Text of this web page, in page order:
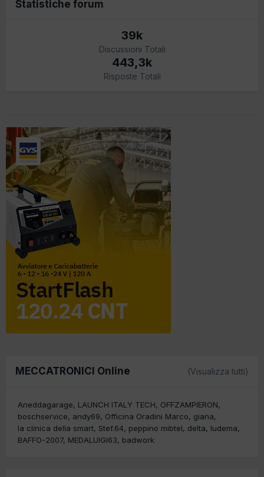
Statistiche forum
39k
Discussioni Totali
443,3k
Risposte Totali
MECCATRONICI Online (Visualizza tutti)
Aneddagarage LAUNCH ITALY TECH
OFFZAMPIERON
boschservice
andy69 Officina Oradini Marco
giana
la clinica della smart Stef.64 peppino mibtel delta
ludema
BAFFO-2007 MEDALUIGI63 badwork